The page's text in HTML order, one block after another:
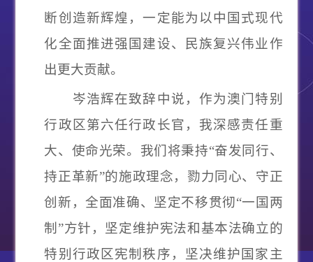
断创造新辉煌，一定能为以中国式现代
化全面推进强国建设、民族复兴伟业作
出更大贡献。
岑浩辉在致辞中说，作为澳门特别
行政区第六任行政长官，我深感责任重
大、使命光荣。我们将秉持“奋发同行、
持正革新”的施政理念，勠力同心、守正
创新，全面准确、坚定不移贯彻“一国两
制 ”方针，坚定维护宪法和基本法确立的
特别行政区宪制秩序，坚决维护国家主